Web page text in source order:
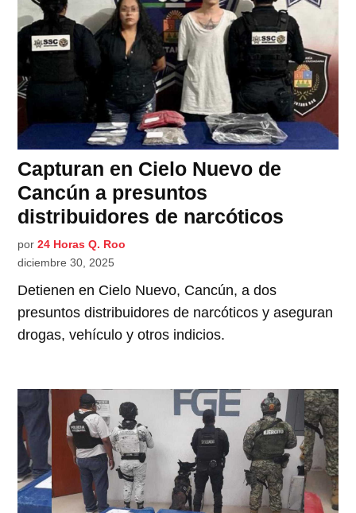
Capturan en Cielo Nuevo de
Cancún a presuntos
distribuidores de narcóticos
por 24 Horas Q. Roo
diciembre 30, 2025
Detienen en Cielo Nuevo, Cancún, a dos
presuntos distribuidores de narcóticos y aseguran
drogas, vehículo y otros indicios.